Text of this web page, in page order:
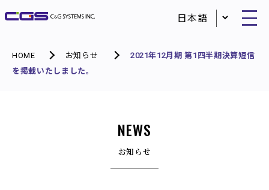
HOME お知らせ
2021年12月期 第1四半期決算短信
を掲載いたしました。
NEWS
お知らせ